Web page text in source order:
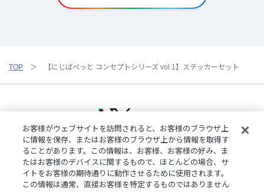
TOP 【にじぱぺっと コンセプトシリーズ vol.1】ステッカーセット
ご利用規約プライバシーポリシー
特定商取引法に基づく表記
ご利用ガイドよくある質問お問い合わせにじさんじ公式サイト
クッキーの詳細
お客様がウェブサイトを訪問されると、お客様のブラウザ上
に情報を保存、またはお客様のブラウザ上から情報を取得す
ることがあります。この情報は、お客様、お客様の好み、ま
たはお客様のデバイスに関するもので、ほとんどの場合、サ
イトをお客様の期待通りに動作させるために使用されます。
この情報は通常、直接お客様を特定するものではありません